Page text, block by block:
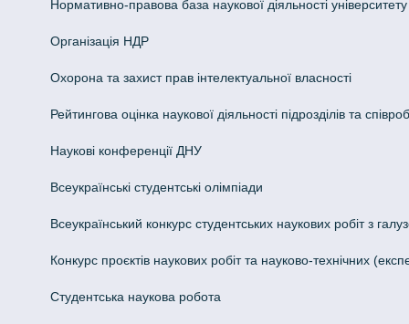
Нормативно-правова база наукової діяльності університету
Організація НДР
Охорона та захист прав інтелектуальної власності
Рейтингова оцінка наукової діяльності підрозділів та
Наукові конференції ДНУ
Всеукраїнські студентські олімпіади
Всеукраїнський конкурс студентських наукових робіт з
Конкурс проєктів наукових робіт та науково-технічних
Студентська наукова робота